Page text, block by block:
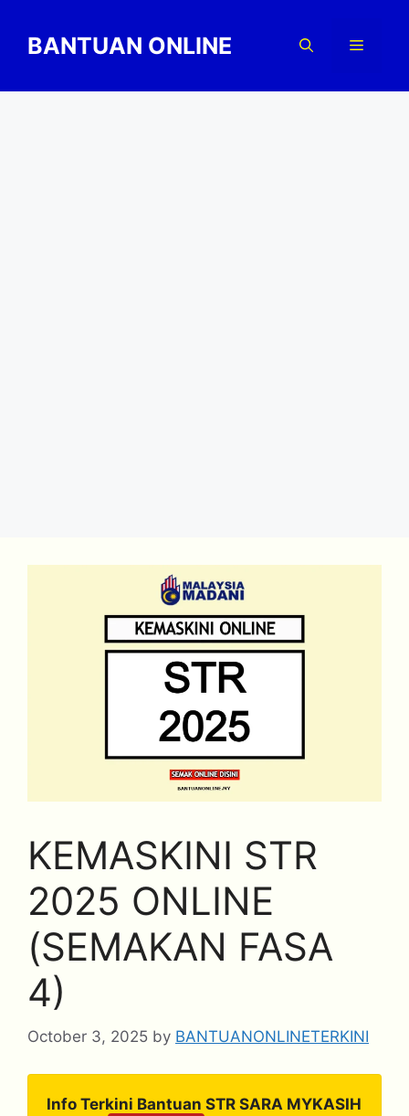
contentBANTUAN ONLINE Menu
KEMASKINI STR
2025 ONLINE
(SEMAKAN FASA
4)
October 3, 2025 by BANTUANONLINETERKINI
Info Terkini Bantuan STR SARA MYKASIH